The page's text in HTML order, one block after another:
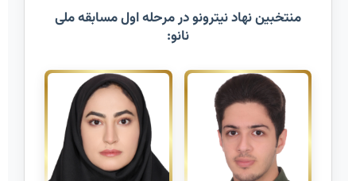
منتخبین نهاد نیترونو در مرحله اول مسابقه ملی
نانو: